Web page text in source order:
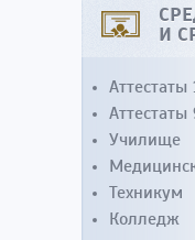
И
Аттестаты
Аттестаты
Училище
Техникум
Колледж